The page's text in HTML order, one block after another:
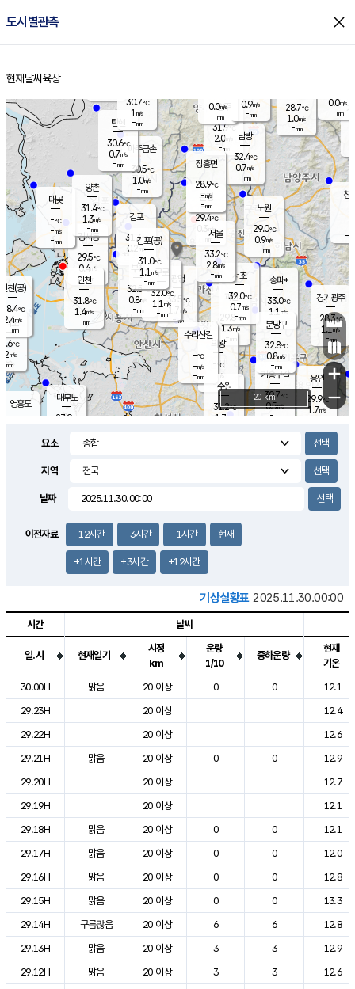
도시별관측 close
홈
현재날씨 육상
의도
℃
m/s
mm
영흥도
양주
31.9℃
2.0
-mm
과천
29.8℃
1.3m/s
- mm
용인
29.9℃
1.7m/s
경기광주
28.3℃
1.1m/s
-mm
1.1m/s
대부도
27.9
경서동
29.5℃
0.4 m/s
-mm
파주금촌
30.5℃
1.0m/s
-mm
28.7℃
1.0m/s
-mm
대곶
-℃
-m/s
-mm
창
-
-m/
-
탄현
30.6℃
0.7m/s
-mm
0.0m/s
-mm
의왕
- ℃
m/s
mm
김포
31.3℃
0.2 m/s
mm
광명
33.5 ℃
1.7 m/s
-mm
부천
32.5℃
0.8m/s
-mm
양촌
31.4℃
1.3m/s
-mm
구로
32.0℃
1.1 m/s
-mm
은평
29.4℃
0.3 m/s
- mm
노원
29.0℃
0.9m/s
-mm
송파*
33.0℃
1.1 m/s
-mm
서초
32.0℃
0.7m/s
-mm
남방
32.4℃
0.7m/s
-mm
기흥구갈
30.7℃
0.5m/s
-
수리산길
-℃
-m/s
-mm
분당구
32.8℃
0.8m/s
-mm
장흥면
28.9℃
-m/s
-mm
0.0m/s
-mm
인천(공)
28.4℃
2.4m/s
-mm
김포(공)
31.0℃
1.1 m/s
-mm
수원
31.2℃
1.7 m/s
인천
31.8℃
1.4m/s
-mm
서울
33.2℃
2.8m/s
-mm
30.7℃
1 m/s
-mm
0.9m/s
-mm
+
−
20 km
요소
지역
날짜
이전자료 -12시간 -3시간 -1시간 현재
+1시간 +3시간 +12시간
기상실황표 2025.11.30.00:00
도시별 기상실황표로 지점, 날씨, 기온, 강수, 바람, 기압등을 안내한 표입
시간 날씨
일.시 현재일기
시정
km
운량
1/10
중하운량
현재
기온
30.00H
맑음 20 이상 0 0
12.1
29.23H
20 이상
12.4
29.22H
20 이상
12.6
29.21H
맑음 20 이상 0 0
12.9
29.20H
20 이상
12.7
29.19H
20 이상
12.1
29.18H
맑음 20 이상 0 0
12.1
29.17H
맑음 20 이상 0 0
12.0
29.16H
맑음 20 이상 0 0
12.8
29.15H
맑음 20 이상 0 0
13.3
29.14H
구름많음 20 이상 6 6
12.8
29.13H
맑음 20 이상 3 3
12.9
29.12H
맑음 20 이상 3 3
12.6